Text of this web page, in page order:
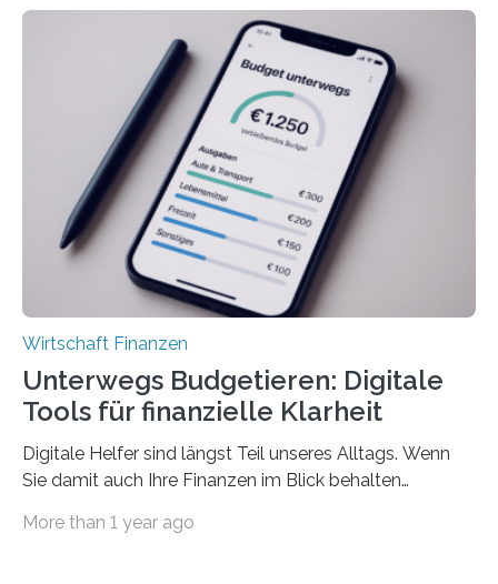
Unterkünfte fast überall deutlich teurer geworden. Für
viele Beschäftigte ist deshalb das zumeist im Juni oder
Juli ausgezahlte Urlaubsgeld ein wichtiger Faktor, um
sich den wohlverdienten Jahresurlaub leisten zu
können. Allerdings erhält mit 44 Prozent noch nicht
einmal die Hälfte aller Beschäftigten in der
Privatwirtschaft Urlaubsgeld. Zu diesem…
Wirtschaft Finanzen
Unterwegs Budgetieren: Digitale
Tools für finanzielle Klarheit
Digitale Helfer sind längst Teil unseres Alltags. Wenn
Sie damit auch Ihre Finanzen im Blick behalten
die genau das ermöglichen: Sie helfen Ihnen, Ausgaben
More than 1 year ago